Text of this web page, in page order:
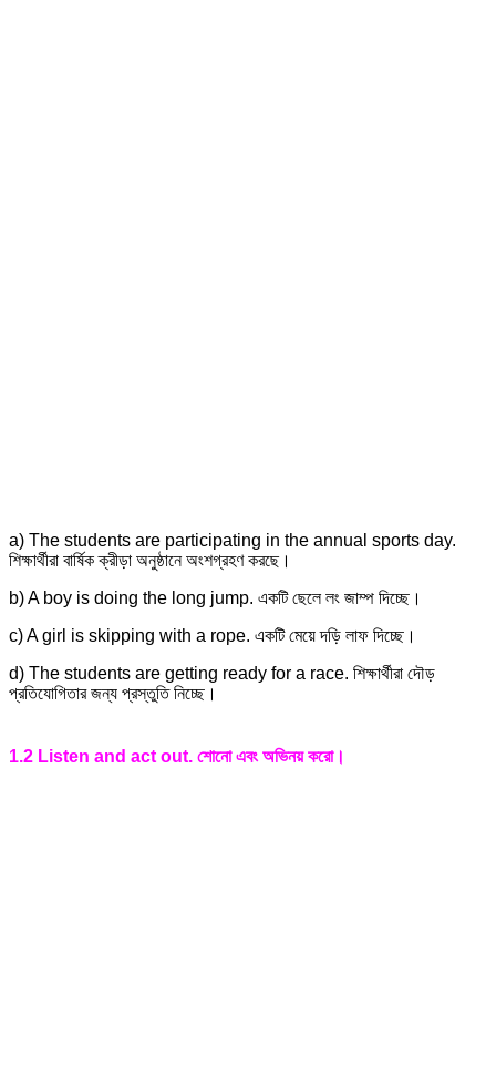
a) The students are participating in the annual sports day.
শিক্ষার্থীরা বার্ষিক ক্রীড়া অনুষ্ঠানে অংশগ্রহণ করছে।
b) A boy is doing the long jump. একটি ছেলে লং জাম্প দিচ্ছে।
c) A girl is skipping with a rope. একটি মেয়ে দড়ি লাফ দিচ্ছে।
d) The students are getting ready for a race. শিক্ষার্থীরা দৌড়
প্রতিযোগিতার জন্য প্রস্তুতি নিচ্ছে।
1.2 Listen and act out. শোনো এবং অভিনয় করো।